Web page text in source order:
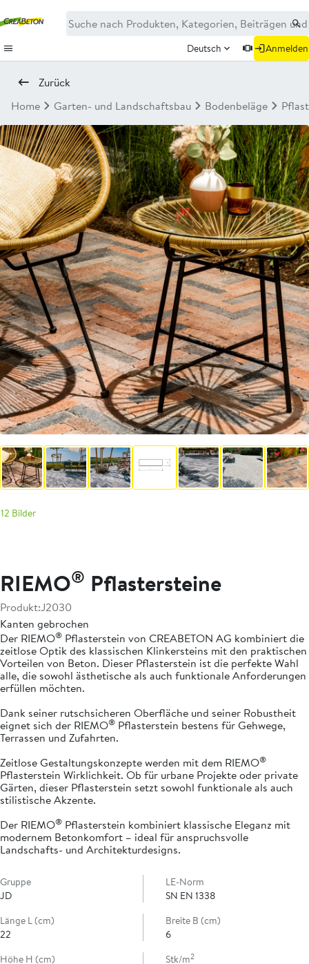
Deutsch Anmelden
Zurück
Home
Garten- und Landschaftsbau Bodenbeläge
12 Bilder
RIEMO® Pflastersteine
Produkt:J2030
Kanten gebrochen
Der RIEMO® Pflasterstein von CREABETON AG kombiniert die
zeitlose Optik des klassischen Klinkersteins mit den praktischen
Vorteilen von Beton. Dieser Pflasterstein ist die perfekte Wahl
alle, die sowohl ästhetische als auch funktionale Anforderungen
erfüllen möchten.
Dank seiner rutschsicheren Oberfläche und seiner Robustheit
eignet sich der RIEMO® Pflasterstein bestens für Gehwege,
Terrassen und Zufahrten.
Zeitlose Gestaltungskonzepte werden mit dem RIEMO®
Pflasterstein Wirklichkeit. Ob für urbane Projekte oder private
Gärten, dieser Pflasterstein setzt sowohl funktionale als auch
stilistische Akzente.
Der RIEMO® Pflasterstein kombiniert klassische Eleganz mit
modernem Betonkomfort – ideal für anspruchsvolle
Landschafts- und Architekturdesigns.
Gruppe
JD
LE-Norm
SN EN 1338
Länge L (cm)
22
Breite B (cm)
6
Höhe H (cm)
Stk/m2